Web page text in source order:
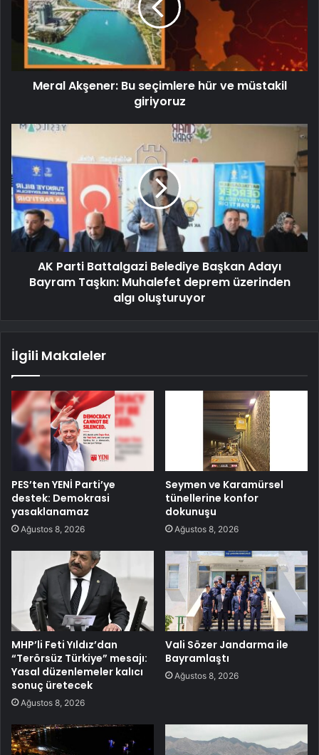
Meral Akşener: Bu seçimlere hür ve müstakil
giriyoruz
AK Parti Battalgazi Belediye Başkan Adayı
Bayram Taşkın: Muhalefet deprem üzerinden
algı oluşturuyor
İlgili Makaleler
PES’ten YENİ Parti’ye
destek: Demokrasi
yasaklanamaz
Ağustos 8, 2026
Seymen ve Karamürsel
tünellerine konfor
dokunuşu
Ağustos 8, 2026
MHP’li Feti Yıldız’dan
“Terörsüz Türkiye” mesajı:
Yasal düzenlemeler kalıcı
sonuç üretecek
Ağustos 8, 2026
Vali Sözer Jandarma ile
Bayramlaştı
Ağustos 8, 2026